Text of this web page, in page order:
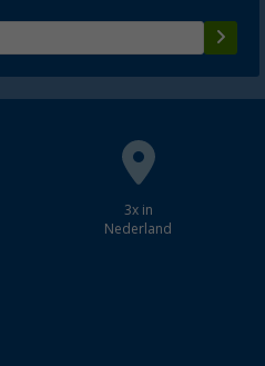
3x in
Nederland